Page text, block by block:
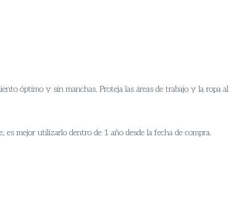
óptimo y sin manchas. Proteja las áreas de trabajo y la ropa al
mejor utilizarlo dentro de 1 año desde la fecha de compra.